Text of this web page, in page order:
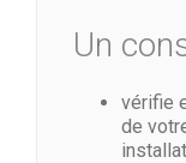
Un
vérifie
de